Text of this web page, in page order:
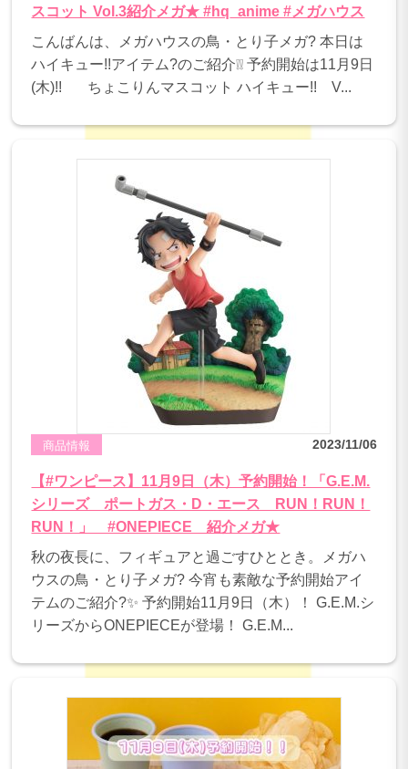
スコット Vol.3紹介メガ★ #hq_anime #メガハウス
こんばんは、メガハウスの鳥・とり子メガ? 本日は
ハイキュー!!アイテム?のご紹介❕❕ 予約開始は11月9日
(木)!! ちょこりんマスコット ハイキュー!! V...
商品情報 2023/11/06
【#ワンピース】11月9日（木）予約開始！「G.E.M.
シリーズ ポートガス・D・エース RUN！RUN！
RUN！」 #ONEPIECE 紹介メガ★
秋の夜長に、フィギュアと過ごすひととき。メガハ
ウスの鳥・とり子メガ? 今宵も素敵な予約開始アイ
テムのご紹介?✨ 予約開始11月9日（木）！ G.E.M.シ
リーズからONEPIECEが登場！ G.E.M...